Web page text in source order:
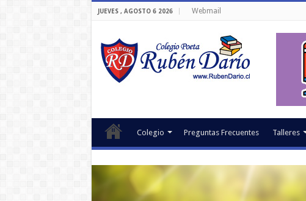
JUEVES , AGOSTO 6 2026 Webmail
Colegio Preguntas Frecuentes Talleres